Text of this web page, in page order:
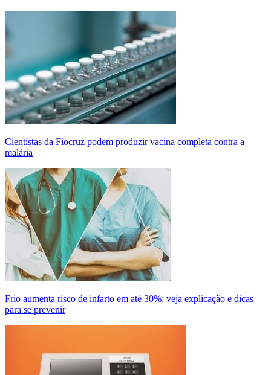
Cientistas da Fiocruz podem produzir vacina completa contra a
malária
Frio aumenta risco de infarto em até 30%: veja explicação e dicas
para se prevenir